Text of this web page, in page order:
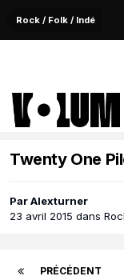
Rock / Folk / Indé
Twenty One
ParAlexturner
23 avril 2015 dans
PRÉCÉDENT